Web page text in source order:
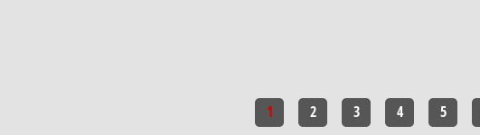
1 2 3 4 5